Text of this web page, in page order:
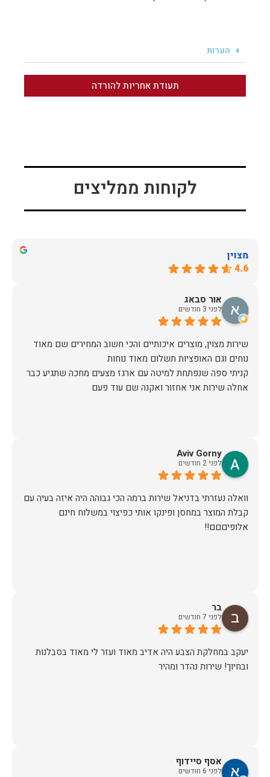
הערות
תעודת אחריות להורדה
לקוחות ממליצים
מצוין
4.6
אור סבאג
לפני 3 חודשים
שירות מצוין, מוצרים איכותיים והכי חשוב המחירים שם מאוד
קניתי ספה שנפתחת למיטה עם ארגז מצעים מחכה שתגיע כבר
אחלה שירות אני אחזור ואקנה שם עוד פעם
Aviv Gorny
לפני 2 חודשים
וואלה נעזרתי בדניאל שירות ברמה הכי גבוהה היה איזה בעיה עם
קבלת המוצר במחסן ופינקו אותי כפיצוי במשלוח חינם
אלופיםםם!!
בר
לפני 7 חודשים
יעקב במחלקת הצבע היה אדיב מאוד ועזר לי מאוד בסבלנות
ובחיוך! שירות נהדר ומהיר
אסף סיידוף
לפני 6 חודשים